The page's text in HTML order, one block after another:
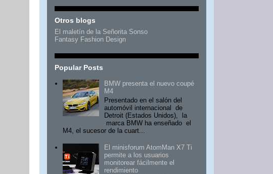
Otros blogs
El maletín de la Señorita Sonso
Fantasy Fashion Design
Popular Posts
BMW presenta el nuevo coupé
M4
Presentado en el salón del
automóvil internacional de
Detroit (Estados Unidos), la
marca BMW ha enseñado el
M4, el sucesor de la cuart...
El minisforum AtomMan X7 Ti
permite a los usuarios
monitorear fácilmente el
rendimiento